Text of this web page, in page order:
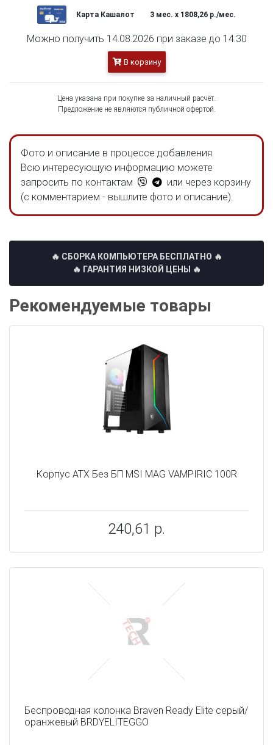
Карта Кашалот 3 мес. х 1808,26 р./мес.
Можно получить 14.08.2026 при заказе до 14:30
В корзину
Цена указана при покупке за наличный расчёт.
Предложение не являются публичной офертой.
Фото и описание в процессе добавления.
Всю интересующую информацию можете
запросить по контактам
или через корзину
(с комментарием - вышлите фото и описание).
🔥 СБОРКА КОМПЬЮТЕРА БЕСПЛАТНО 🔥
🔥 ГАРАНТИЯ НИЗКОЙ ЦЕНЫ 🔥
Рекомендуемые товары
Корпус ATX Без БП MSI MAG VAMPIRIC 100R
240,61 р.
Беспроводная колонка Braven Ready Elite серый/
оранжевый BRDYELITEGGO